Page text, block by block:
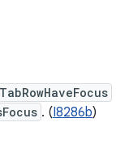
. (I8286b)